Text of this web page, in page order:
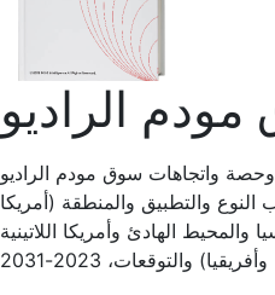
الراديو
واتجاهات سوق مودم الراديو
والتطبيق والمنطقة (أمريكا
والمحيط الهادئ وأمريكا اللاتينية
وأفريقيا) والتوقعات، 2023-2031